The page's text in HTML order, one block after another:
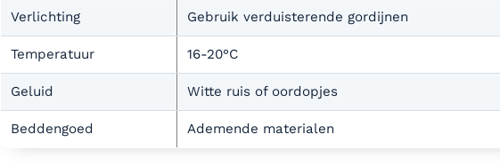
Verlichting Gebruik verduisterende gordijnen
Temperatuur 16-20°C
Geluid Witte ruis of oordopjes
Beddengoed Ademende materialen